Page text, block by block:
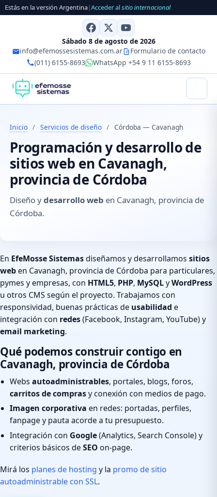
Estás en la versión Argentina|Acceder alsitio internacional
Sábado 8 de agosto de 2026
info@efemossesistemas.com.ar
Formulario de contacto
(011) 6155-8693
WhatsApp +54 9 11 6155-8693
Inicio / Servicios de diseño / Córdoba — Cavanagh
Programación y desarrollo de
sitios web en Cavanagh,
provincia de Córdoba
Diseño ydesarrollo web en Cavanagh, provincia de
Córdoba.
En EfeMosse Sistemasdiseñamos y desarrollamos sitios
weben Cavanagh, provincia de Córdoba para particulares,
pymes y empresas, con HTML5, PHP, MySQLyWordPress
u otros CMS según el proyecto. Trabajamos con
responsividad, buenas prácticas de usabilidad e
integración con redes(Facebook, Instagram, YouTube) y
email marketing.
Qué podemos construir contigo en
Cavanagh, provincia de Córdoba
Webs autoadministrables, portales, blogs, foros,
carritos de comprasy conexión con medios de pago.
Imagen corporativa en redes: portadas, perfiles,
fanpage y pauta acorde a tu presupuesto.
Integración con Google(Analytics, Search Console) y
criterios básicos deSEO on-page.
Mirá los planes de hosting y la promo de sitio
autoadministrable con SSL.